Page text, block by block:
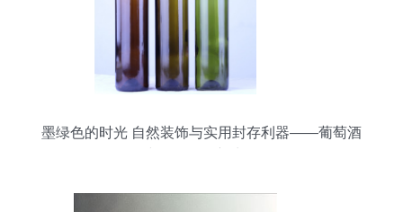
墨绿色的时光 自然装饰与实用封存利器——葡萄酒